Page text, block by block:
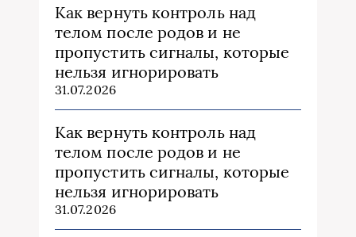
Как вернуть контроль над
телом после родов и не
пропустить сигналы, которые
нельзя игнорировать
31.07.2026
Как вернуть контроль над
телом после родов и не
пропустить сигналы, которые
нельзя игнорировать
31.07.2026